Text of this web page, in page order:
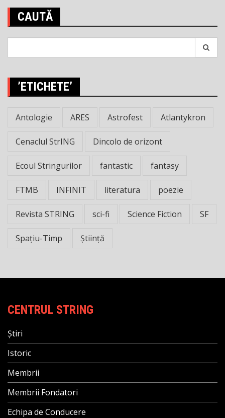
CAUTĂ
’ETICHETE’
Antologie ARES Astrofest Atlantykron
Cenaclul StrING Dincolo de orizont
Ecoul Stringurilor fantastic fantasy
FTMB INFINIT literatura poezie
Revista STRING sci-fi Science Fiction SF
Spațiu-Timp Știință
CENTRUL STRING
Știri
Istoric
Membrii
Membrii Fondatori
Echipa de Conducere